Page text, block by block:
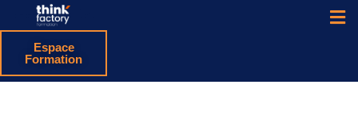
Espace
Formation